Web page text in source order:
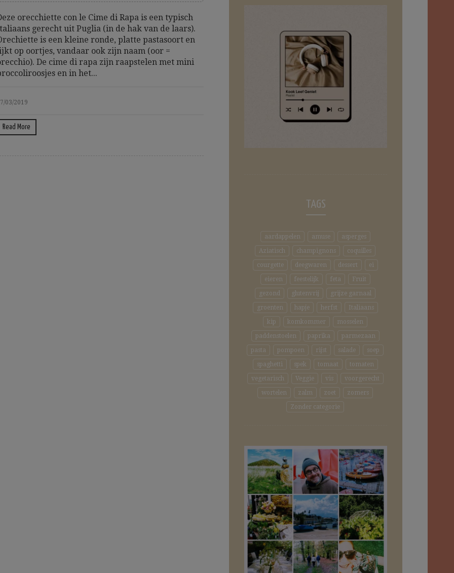
orecchiette con le Cime di Rapa is een typisch
gerecht uit Puglia (in de hak van de laars).
is een kleine ronde, platte pastasoort en
op oortjes, vandaar ook zijn naam (oor =
De cime di rapa zijn raapstelen met mini
en in het...
03/2019
Read More
TAGS
aardappelen amuse
asperges
Aziatisch
champignons
coquilles
courgette
deegwaren dessert
ei
eieren
feestelijk feta
Fruit
gezond
glutenvrij
grijze garnaal
groenten
hapje herfst
Italiaans
kip
komkommer
mosselen
paddenstoelen
paprika
parmezaan
pasta
pompoen rijst salade
soep
spaghetti
spek tomaat
tomaten
vegetarisch
Veggie vis
voorgerecht
wortelen
zalm zoet
zomers
Zonder categorie